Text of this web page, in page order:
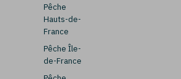
Pêche
Hauts-de-
France
Pêche Île-
de-France